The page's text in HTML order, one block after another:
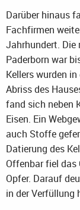
Darüber hinaus
Fachfirmen
Jahrhundert.
Paderborn war
Kellers wurden
Abriss des
fand sich neben
Eisen. Ein
auch Stoffe
Datierung des
Offenbar fiel das
Opfer. Darauf
in der Verfüllung